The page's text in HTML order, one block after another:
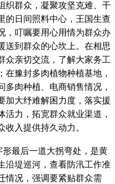
织群众，凝聚攻坚克难、干
的日间照料中心，王国生查
，叮嘱要用心用情为群众办
送到群众的心坎上。在相思
众亲切交流，了解大家务工
在豫封多肉植物种植基地，
多肉种植、电商销售情况，
加大纾难解困力度，落实援
活力，拓宽群众就业渠道，
入提供持久动力。
最后一道大拐弯处，是黄
沿堤巡河，查看防汛工作准
情况，强调要紧贴群众需